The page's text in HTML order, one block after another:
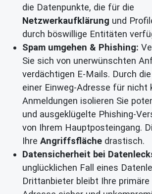
die Datenpunkte, die für die
Netzwerkaufklärung und
durch böswillige Entitäten
Spam umgehen & Phishing:
Sie sich von unerwünschten
verdächtigen E-Mails. Durch
einer Einweg-Adresse für nicht
Anmeldungen isolieren Sie
und ausgeklügelte Phishing-
von Ihrem Hauptposteingang.
Ihre Angriffsfläche drastisch.
Datensicherheit bei
unglücklichen Fall eines
Drittanbieter bleibt Ihre primäre